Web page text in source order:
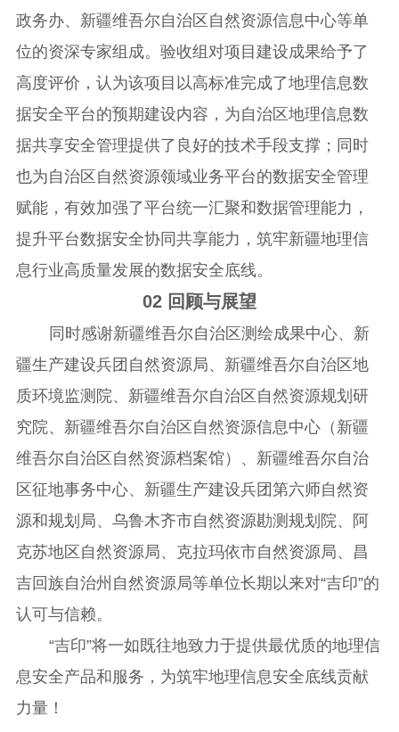
政务办、新疆维吾尔自治区自然资源信息中心等单
位的资深专家组成。验收组对项目建设成果给予了
高度评价，认为该项目以高标准完成了地理信息数
据安全平台的预期建设内容，为自治区地理信息数
据共享安全管理提供了良好的技术手段支撑；同时
也为自治区自然资源领域业务平台的数据安全管理
赋能，有效加强了平台统一汇聚和数据管理能力，
提升平台数据安全协同共享能力，筑牢新疆地理信
息行业高质量发展的数据安全底线。
02 回顾与展望
同时感谢新疆维吾尔自治区测绘成果中心、新
疆生产建设兵团自然资源局、新疆维吾尔自治区地
质环境监测院、新疆维吾尔自治区自然资源规划研
究院、新疆维吾尔自治区自然资源信息中心（新疆
维吾尔自治区自然资源档案馆）、新疆维吾尔自治
区征地事务中心、新疆生产建设兵团第六师自然资
源和规划局、乌鲁木齐市自然资源勘测规划院、阿
克苏地区自然资源局、克拉玛依市自然资源局、昌
吉回族自治州自然资源局等单位长期以来对“吉印”的
认可与信赖。
“吉印”将一如既往地致力于提供最优质的地理信
息安全产品和服务，为筑牢地理信息安全底线贡献
力量！